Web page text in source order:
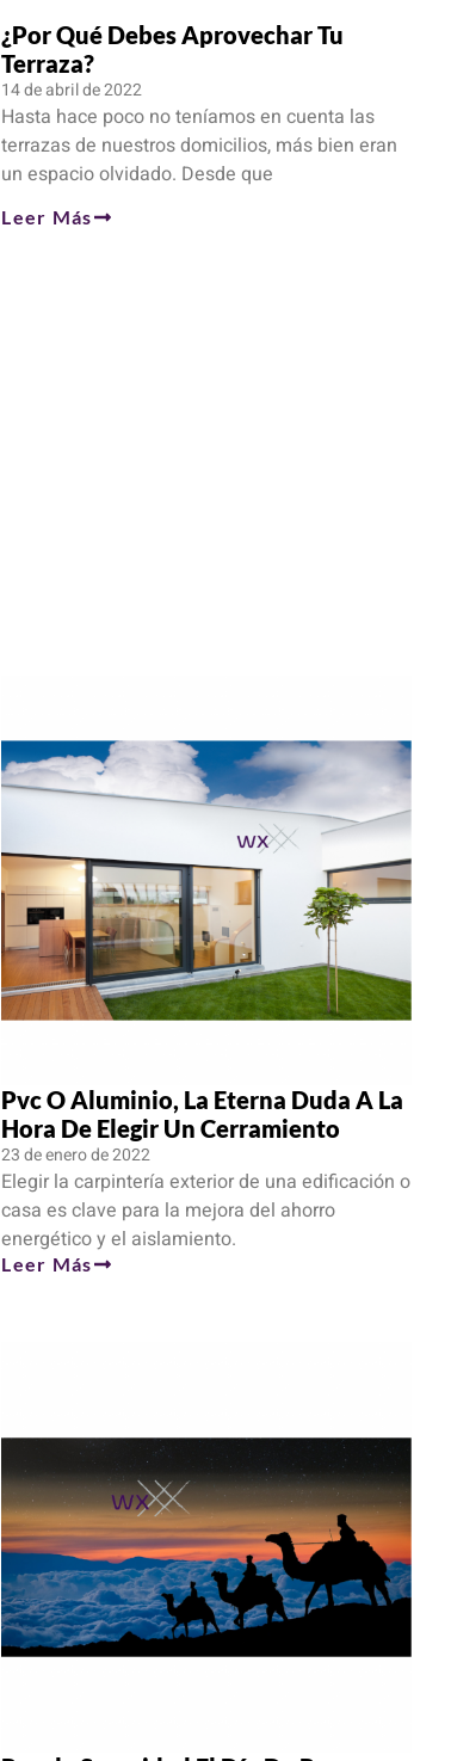
¿Por Qué Debes Aprovechar Tu
Terraza?
14 de abril de 2022
Hasta hace poco no teníamos en cuenta las
terrazas de nuestros domicilios, más bien eran
un espacio olvidado. Desde que
Leer Más
Pvc O Aluminio, La Eterna Duda A La
Hora De Elegir Un Cerramiento
23 de enero de 2022
Elegir la carpintería exterior de una edificación o
casa es clave para la mejora del ahorro
energético y el aislamiento.
Leer Más